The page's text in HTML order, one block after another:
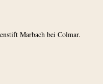
Marbach bei Colmar.